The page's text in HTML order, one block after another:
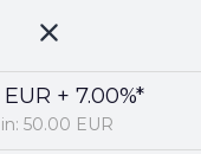
+ 7.00%*
50.00 EUR